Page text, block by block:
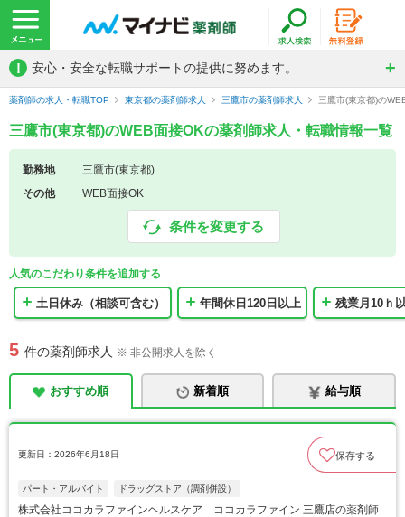
! 安心・安全な転職サポートの提供に努めます。
薬剤師の求人・転職TOP 東京都の薬剤師求人 三鷹市の薬剤師求人 三鷹市(東京都)の
三鷹市(東京都)のWEB面接OKの薬剤師求人・転職情報一覧
勤務地
三鷹市(東京都)
その他
WEB面接OK
条件を変更する
人気のこだわり条件を追加する
土日休み（相談可含む） 年間休日120日以上 残業月10ｈ
5 件の薬剤師求人 ※ 非公開求人を除く
おすすめ順 新着順 給与順
更新日：2026年6月18日 保存する
パート・アルバイト ドラッグストア（調剤併設）
株式会社ココカラファインヘルスケア ココカラファイン 三鷹店の薬剤師